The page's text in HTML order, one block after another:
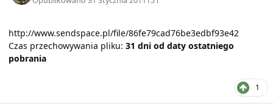
http://www.sendspace.pl/file/86fe79cad76be3edbf93e42
Czas przechowywania pliku: 31 dni od daty ostatniego
pobrania
1